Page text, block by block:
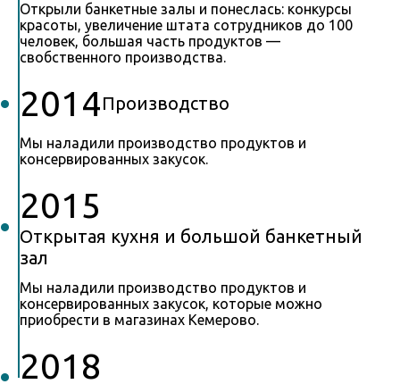
Открыли банкетные залы и понеслась: конкурсы
красоты, увеличение штата сотрудников до 100
человек, большая часть продуктов —
свобственного производства.
2014Производство
Мы наладили производство продуктов и
консервированных закусок.
2015
Открытая кухня и большой банкетный
зал
Мы наладили производство продуктов и
консервированных закусок, которые можно
приобрести в магазинах Кемерово.
2018